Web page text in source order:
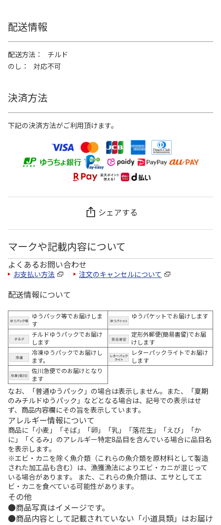
配送情報
配送方法
チルド
のし
対応不可
決済方法
下記の決済方法がご利用頂けます。
シェアする
マークや記載内容について
よくあるお問い合わせ
お支払い方法 注文のキャンセルについて
配送情報について
ゆうパック等でお届けしま
す
ゆうパケットでお届けします
チルドゆうパックでお届け
します
定形外郵便(簡易書留)でお届
けします
冷凍ゆうパックでお届けし
ます。
レターパックライトでお届け
します
佐川急便でのお届けとなり
ます
なお、「普通ゆうパック」の場合は表示しません。また、「夏期
のみチルドゆうパック」などとなる場合は、記号での表示はせ
ず、商品内容欄にその旨を表示しています。
アレルギー情報について
商品に「小麦」「そば」「卵」「乳」「落花生」「えび」「か
に」「くるみ」のアレルギー特定8品目を含んでいる場合に品目名
を表示します。
※エビ・カニを除く魚介類（これらの魚介類を原材料として製造
された加工品も含む）は、漁獲漁法によりエビ・カニが混じって
いる場合があります。 また、これらの魚介類は、エサとしてエ
ビ・カニを食べている可能性があります。
その他
商品写真はイメージです。
商品内容として記載されていない「小道具類」はお届け